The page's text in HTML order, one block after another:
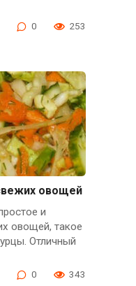
0 253
овощей
и
овощей, такое
Отличный
0 343